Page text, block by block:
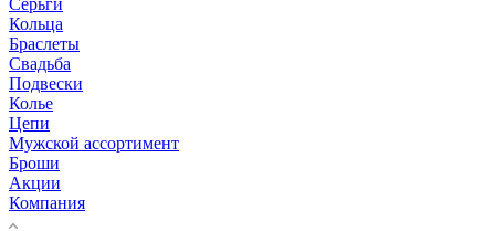
Серьги
Кольца
Браслеты
Свадьба
Подвески
Колье
Цепи
Мужской ассортимент
Броши
Акции
Компания